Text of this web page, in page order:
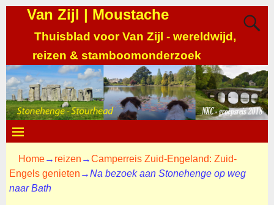
Van Zijl | Moustache
Thuisblad voor Van Zijl - wereldwijd,
reizen & stamboomonderzoek
Home→ reizen →Camperreis Zuid-Engeland: Zuid-
Engels genieten →Na bezoek aan Stonehenge op weg
naar Bath